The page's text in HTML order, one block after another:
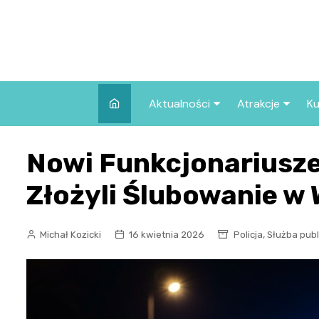
Aktualności
Wszystkie wpisy
Atrakcje
we Wrocławiu
Co warto
Wrocławiu?
Nowi
Złożyli Ślubowanie w
Michał Kozicki 16 kwietnia 2026 Policja, Służba